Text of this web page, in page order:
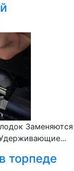
Заменяются
торпеде